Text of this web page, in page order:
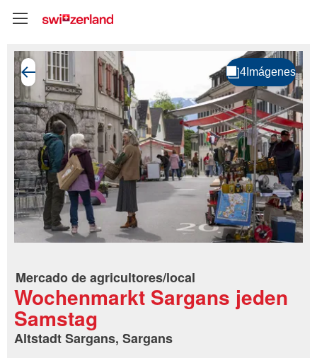
Mercado de agricultores/local
Wochenmarkt Sargans jeden
Samstag
Altstadt Sargans, Sargans